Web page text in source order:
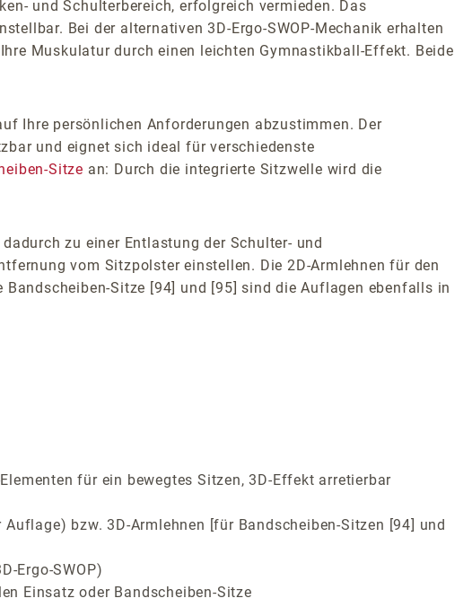
und Schulterbereich, erfolgreich vermieden. Das
Bei der alternativen 3D-Ergo-SWOP-Mechanik erhalten
Muskulatur durch einen leichten Gymnastikball-Effekt. Beide
Ihre persönlichen Anforderungen abzustimmen. Der
und eignet sich ideal für verschiedenste
Sitze an: Durch die integrierte Sitzwelle wird die
zu einer Entlastung der Schulter- und
vom Sitzpolster einstellen. Die 2D-Armlehnen für den
Sitze [94] und [95] sind die Auflagen ebenfalls in
für ein bewegtes Sitzen, 3D-Effekt arretierbar
bzw. 3D-Armlehnen [für Bandscheiben-Sitzen [94] und
Ergo-SWOP)
Einsatz oder Bandscheiben-Sitze